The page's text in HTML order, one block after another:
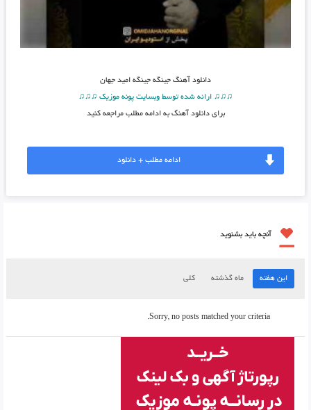
دانلود آهنگجینگه جینگه امید جهان
♫♫♫ ارائه شده توسط وبسایت پونه موزیک ♫♫♫
برای دانلود آهنگ به ادامه مطلب مراجعه کنید
ادامه مطلب + دانلود
آنچه باید بشنوید
این هفته ماه گذشته کلی
Sorry, no posts matched your criteria.